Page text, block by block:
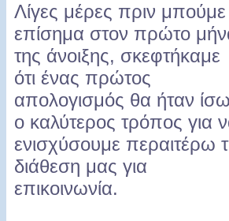
Λίγες μέρες πριν μπούμε
επίσημα στον πρώτο
της άνοιξης, σκεφτήκαμε
ότι ένας πρώτος
απολογισμός θα ήταν
ο καλύτερος τρόπος για
ενισχύσουμε περαιτέρω
διάθεση μας για
επικοινωνία.